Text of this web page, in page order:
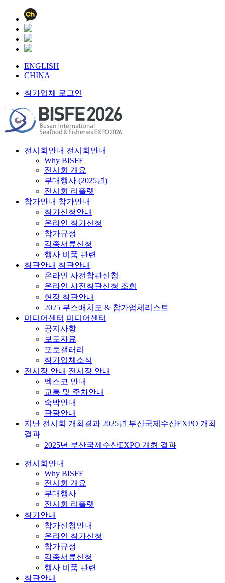
ENGLISH
CHINA
참가업체 로그인
전시회안내 전시회안내
Why BISFE
전시회 개요
부대행사 (2025년)
전시회 리플렛
참가안내 참가안내
참가신청안내
온라인 참가신청
참가규정
각종서류신청
행사 비품 관련
참관안내 참관안내
온라인 사전참관신청
온라인 사전참관신청 조회
현장 참관안내
2025 부스배치도 & 참가업체리스트
미디어센터 미디어센터
공지사항
보도자료
포토갤러리
참가업체소식
전시장 안내 전시장 안내
벡스코 안내
교통 및 주차안내
숙박안내
관광안내
지난 전시회 개최결과 2025년 부산국제수산EXPO 개최
결과
2025년 부산국제수산EXPO 개최 결과
전시회안내
Why BISFE
전시회 개요
부대행사
전시회 리플렛
참가안내
참가신청안내
온라인 참가신청
참가규정
각종서류신청
행사 비품 관련
참관안내